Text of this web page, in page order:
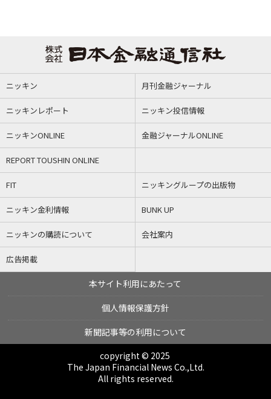
ニッキン 月刊金融ジャーナル
ニッキンレポート ニッキン投信情報
ニッキンONLINE 金融ジャーナルONLINE
REPORT TOUSHIN ONLINE
FIT ニッキングループの出版物
ニッキン金利情報 BUNK UP
ニッキンの購読について 会社案内
広告掲載
本サイト利用にあたって
個人情報保護方針
新聞記事等の利用について
copyright © 2025
The Japan Financial News Co.,Ltd.
All rights reserved.